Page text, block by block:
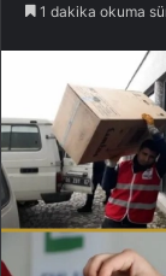
1 dakika okuma